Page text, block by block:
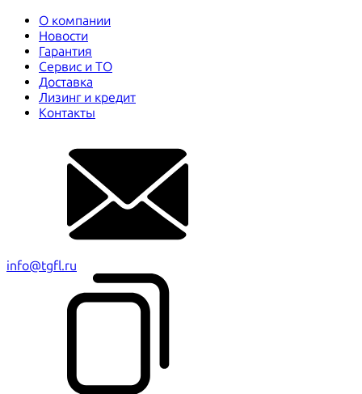
О компании
Новости
Гарантия
Сервис и ТО
Доставка
Лизинг и кредит
Контакты
info@tgfl.ru